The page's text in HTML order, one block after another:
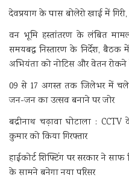
देवप्रयाग के पास बोलेरो खाई में
वन भूमि हस्तांतरण के लंबित
समयबद्ध निस्तारण के निर्देश, बैठक
अभियंता को नोटिस और वेतन
09 से 17 अगस्त तक जिलेभर में
जन-जन का उत्सव बनाने पर जोर
बद्रीनाथ चढ़ावा घोटाला :
कुमार को किया गिरफ्तार
हाईकोर्ट शिफ्टिंग पर सरकार ने
के सामने बनेगा नया परिसर